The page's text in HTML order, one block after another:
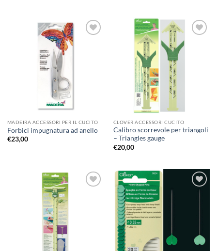
MADEIRA ACCESSORI PER IL CUCITO
Forbici impugnatura ad anello
€23,00
Aggiungi
CLOVER ACCESSORI CUCITO
Calibro scorrevole per triangoli
– Triangles gauge
€20,00
Aggiungi